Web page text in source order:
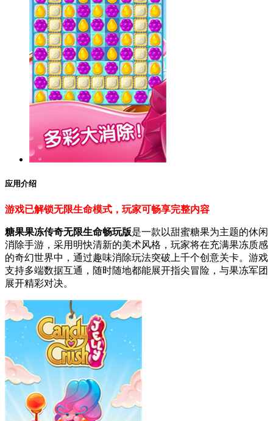
应用介绍
游戏已解锁无限生命模式，玩家可畅享完整内容
糖果果冻传奇无限生命畅玩版是一款以甜蜜糖果为主题的休闲
消除手游，采用明快清新的美术风格，玩家将在充满果冻质感
的奇幻世界中，通过趣味消除玩法突破上千个创意关卡。游戏
支持多端数据互通，随时随地都能展开指尖冒险，与果冻军团
展开精彩对决。